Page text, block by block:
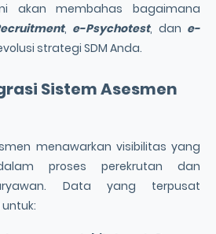
akan membahas bagaimana
, e-Psychotest, dan e-
strategi SDM Anda.
Sistem Asesmen
menawarkan visibilitas yang
proses perekrutan dan
Data yang terpusat